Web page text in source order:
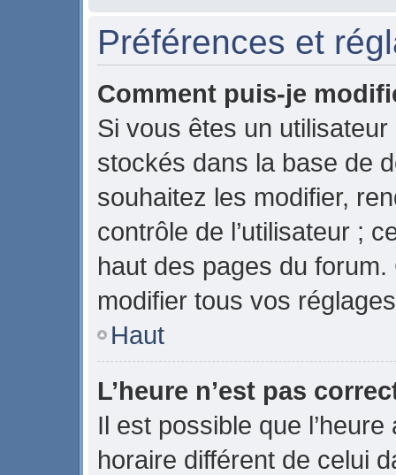
Préférences et
Comment puis-je
Si vous êtes un
stockés dans la base de
souhaitez les modifier,
contrôle de l’utilisateur ;
haut des pages du
modifier tous vos
Haut
L’heure n’est pas
Il est possible que
horaire différent de celui